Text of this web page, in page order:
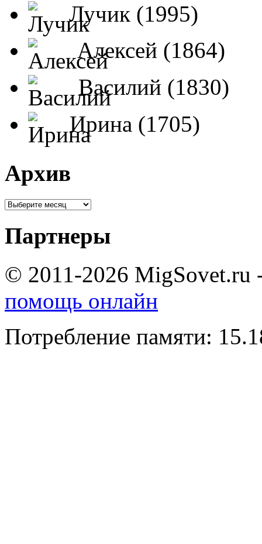
Лучик (1995)
Алексей (1864)
Василий (1830)
Ирина (1705)
Архив
Партнеры
© 2011-2026 MigSovet.ru
помощь онлайн
Потребление памяти: